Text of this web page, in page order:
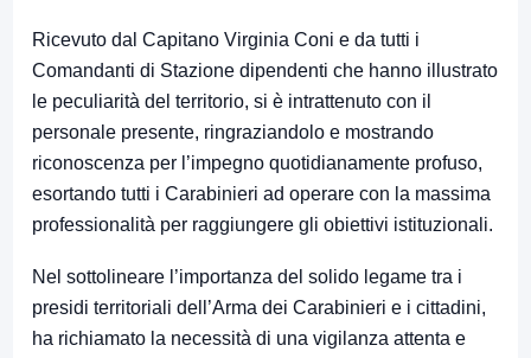
Ricevuto dal Capitano Virginia Coni e da tutti i
Comandanti di Stazione dipendenti che hanno illustrato
le peculiarità del territorio, si è intrattenuto con il
personale presente, ringraziandolo e mostrando
riconoscenza per l’impegno quotidianamente profuso,
esortando tutti i Carabinieri ad operare con la massima
professionalità per raggiungere gli obiettivi istituzionali.
Nel sottolineare l’importanza del solido legame tra i
presidi territoriali dell’Arma dei Carabinieri e i cittadini,
ha richiamato la necessità di una vigilanza attenta e